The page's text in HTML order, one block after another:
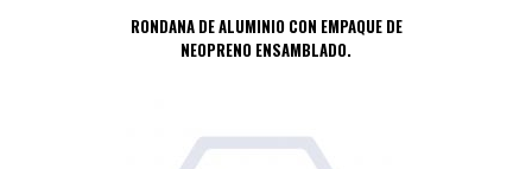
RONDANA DE ALUMINIO CON EMPAQUE DE
NEOPRENO ENSAMBLADO.